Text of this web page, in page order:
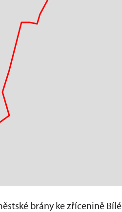
brány ke zřícenině Bílé